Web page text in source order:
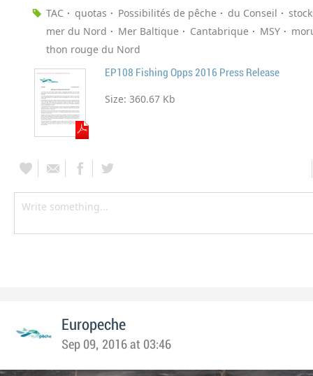
TAC
quotas Possibilités de pêche du Conseil
mer du Nord
Mer Baltique Cantabrique MSY
thon rouge du Nord
EP108 Fishing Opps 2016 Press Release
Size: 360.67 Kb
Europeche
Sep 09, 2016 at 03:46